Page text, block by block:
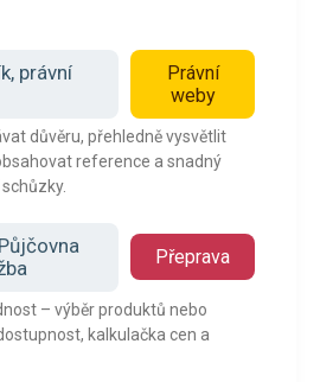
právní
Právní
weby
důvěru, přehledně vysvětlit
reference a snadný
Přeprava
– výběr produktů nebo
kalkulačka cen a